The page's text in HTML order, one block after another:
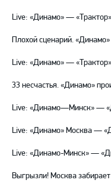
Live: «Динамо» —
Плохой сценарий.
Live: «Динамо» —
33 несчастья. «Динамо»
Live: «Динамо—Минск» —
Live: «Динамо» Москва —
Live: «Динамо-Минск» —
Выгрызли! Москва